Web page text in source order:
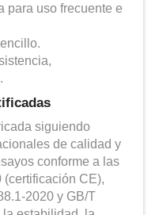
para uso frecuente e
siguiendo
de calidad y
conforme a las
(certificación CE),
2020 y GB/T